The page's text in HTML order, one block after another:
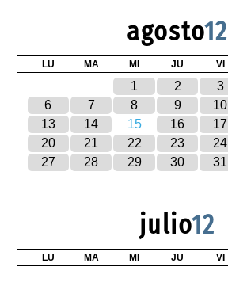
agosto12
LU MA MI JU VI
1 2 3
6
7 8 9 10
13
14 15 16 17
20
21 22 23 24
27
28 29 30 31
julio12
LU MA MI JU VI